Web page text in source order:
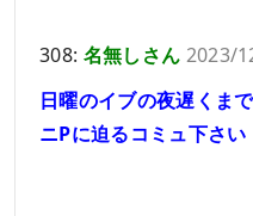
308: 名無しさん 2023/
日曜のイブの夜遅くま
ニPに迫るコミュ下さい